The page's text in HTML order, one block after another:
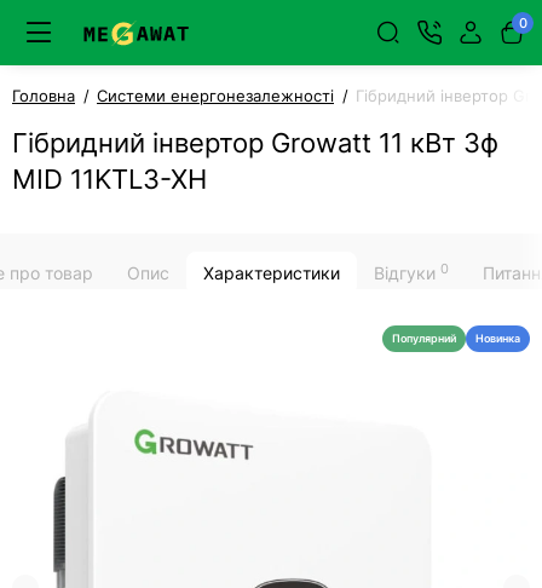
0
Головна Системи енергонезалежності Гібридний інвертор
Гібридний інвертор Growatt 11 кВт 3ф
MID 11KTL3-XH
про товар Опис Характеристики Відгуки 0
Популярний Новинка